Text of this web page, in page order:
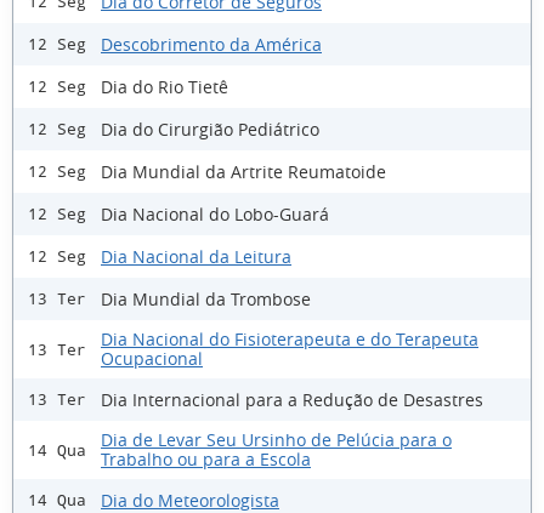
12 Seg Descobrimento da América
12 Seg Dia do Rio Tietê
12 Seg Dia do Cirurgião Pediátrico
12 Seg Dia Mundial da Artrite Reumatoide
12 Seg Dia Nacional do Lobo-Guará
12 Seg Dia Nacional da Leitura
13 Ter Dia Mundial da Trombose
13 Ter
Dia Nacional do Fisioterapeuta e do Terapeuta
Ocupacional
13 Ter Dia Internacional para a Redução de Desastres
14 Qua
Dia de Levar Seu Ursinho de Pelúcia para o
Trabalho ou para a Escola
14 Qua Dia do Meteorologista